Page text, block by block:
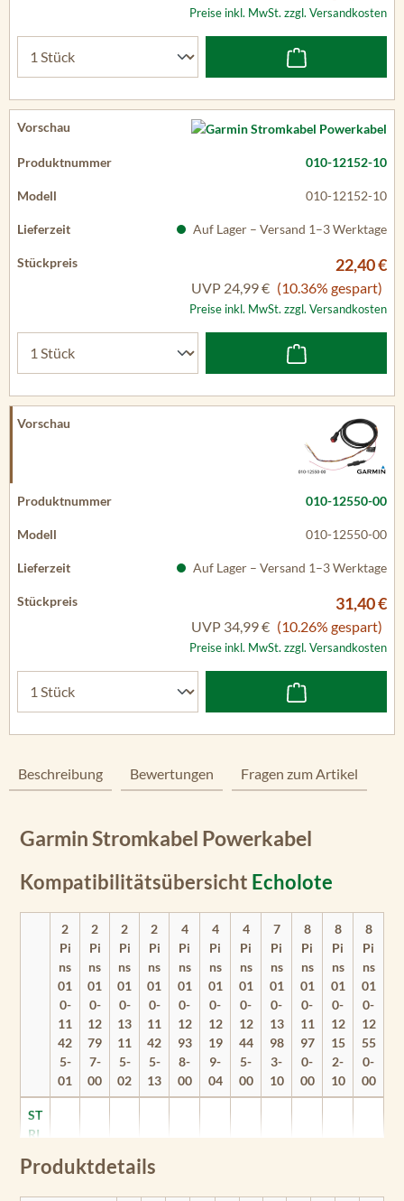
Preise inkl. MwSt. zzgl. Versandkosten
010-12152-10
010-12152-10
Auf Lager – Versand 1–3 Werktage
22,40 €
UVP 24,99 € (10.36% gespart)
Preise inkl. MwSt. zzgl. Versandkosten
010-12550-00
010-12550-00
Auf Lager – Versand 1–3 Werktage
31,40 €
UVP 34,99 € (10.26% gespart)
Preise inkl. MwSt. zzgl. Versandkosten
Beschreibung Bewertungen Fragen zum Artikel
Garmin Stromkabel Powerkabel
Kompatibilitätsübersicht Echolote
2
Pi
ns
01
0-
11
42
5-
01
2
Pi
ns
01
0-
12
79
7-
00
2
Pi
ns
01
0-
13
11
5-
02
2
Pi
ns
01
0-
11
42
5-
13
4
Pi
ns
01
0-
12
93
8-
00
4
Pi
ns
01
0-
12
19
9-
04
4
Pi
ns
01
0-
12
44
5-
00
7
Pi
ns
01
0-
13
98
3-
10
8
Pi
ns
01
0-
11
97
0-
00
8
Pi
ns
01
0-
12
15
2-
10
8
Pi
ns
01
0-
12
55
0-
00
ST
RI
E
Produktdetails